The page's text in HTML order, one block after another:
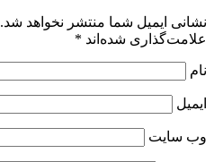
نشانی ایمیل شما منتشر نخواهد شد.
علامت‌گذاری شده‌اند *
نام
ایمیل
وب‌ سایت